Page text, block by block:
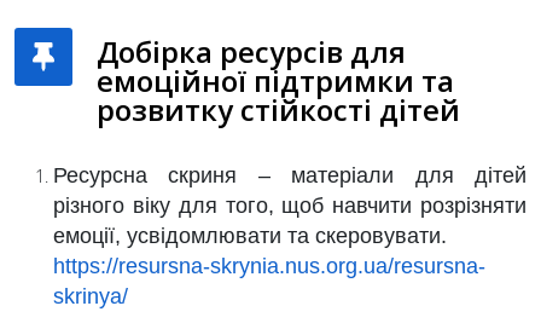
Добірка ресурсів для
емоційної підтримки та
розвитку стійкості дітей
Ресурсна скриня – матеріали для дітей
різного віку для того, щоб навчити розрізняти
емоції, усвідомлювати та скеровувати.
https://resursna-skrynia.nus.org.ua/resursna-
skrinya/